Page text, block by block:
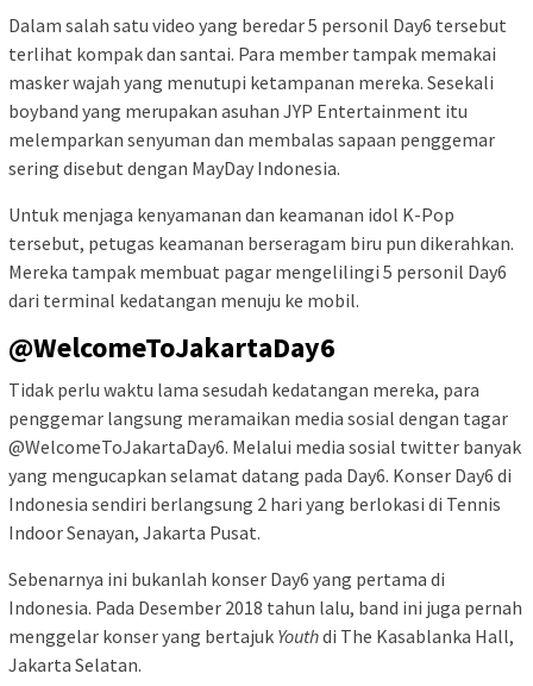
Dalam salah satu video yang beredar 5 personil Day6 tersebut
terlihat kompak dan santai. Para member tampak memakai
masker wajah yang menutupi ketampanan mereka. Sesekali
boyband yang merupakan asuhan JYP Entertainment itu
melemparkan senyuman dan membalas sapaan penggemar
sering disebut dengan MayDay Indonesia.
Untuk menjaga kenyamanan dan keamanan idol K-Pop
tersebut, petugas keamanan berseragam biru pun dikerahkan.
Mereka tampak membuat pagar mengelilingi 5 personil Day6
dari terminal kedatangan menuju ke mobil.
@WelcomeToJakartaDay6
Tidak perlu waktu lama sesudah kedatangan mereka, para
penggemar langsung meramaikan media sosial dengan tagar
@WelcomeToJakartaDay6. Melalui media sosial twitter banyak
yang mengucapkan selamat datang pada Day6. Konser Day6 di
Indonesia sendiri berlangsung 2 hari yang berlokasi di Tennis
Indoor Senayan, Jakarta Pusat.
Sebenarnya ini bukanlah konser Day6 yang pertama di
Indonesia. Pada Desember 2018 tahun lalu, band ini juga pernah
menggelar konser yang bertajuk Youthdi The Kasablanka Hall,
Jakarta Selatan.